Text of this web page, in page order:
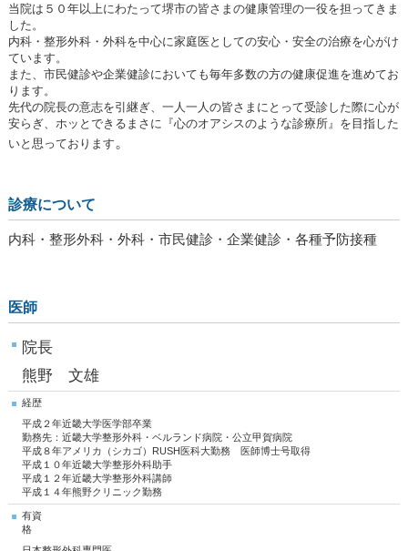
当院は５０年以上にわたって堺市の皆さまの健康管理の一役を担ってきま
した。
内科・整形外科・外科を中心に家庭医としての安心・安全の治療を心がけ
ています。
また、市民健診や企業健診においても毎年多数の方の健康促進を進めてお
ります。
先代の院長の意志を引継ぎ、一人一人の皆さまにとって受診した際に心が
安らぎ、ホッとできるまさに『心のオアシスのような診療所』を目指した
いと思っております 。
診療について
内科・整形外科・外科・市民健診・企業健診・各種予防接種
医師
院長
熊野 文雄
経歴
平成２年近畿大学医学部卒業
勤務先：近畿大学整形外科・ベルランド病院・公立甲賀病院
平成８年アメリカ（シカゴ）RUSH医科大勤務 医師博士号取得
平成１０年近畿大学整形外科助手
平成１２年近畿大学整形外科講師
平成１４年熊野クリニック勤務
有資
格